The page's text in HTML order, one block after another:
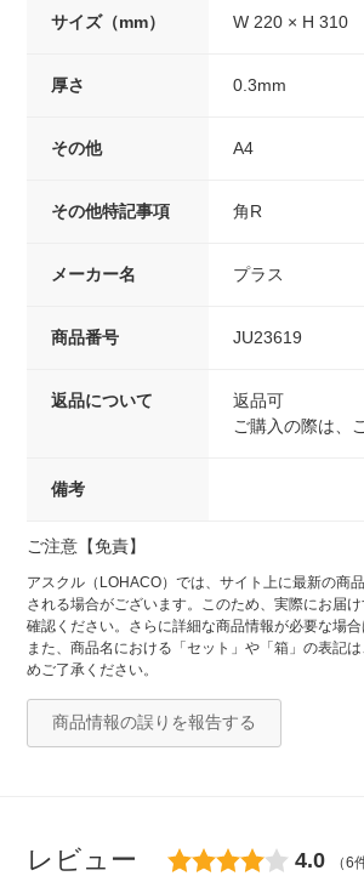
サイズ（mm） W 220 × H 310
厚さ 0.3mm
その他 A4
その他特記事項 角R
メーカー名 プラス
商品番号 JU23619
返品について
返品可
ご購入の際は、
備考
ご注意【免責】
アスクル（LOHACO）では、サイト上に最新の商
される場合がございます。このため、実際にお届
確認ください。さらに詳細な商品情報が必要な場
また、商品名における「セット」や「箱」の表記
めご了承ください。
商品情報の誤りを報告する
レビュー 4.0 （6